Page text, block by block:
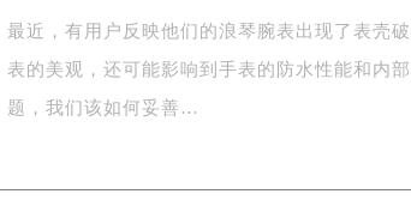
最近，有用户反映他们的浪琴腕表出现了表壳
表的美观，还可能影响到手表的防水性能和内
题，我们该如何妥善…